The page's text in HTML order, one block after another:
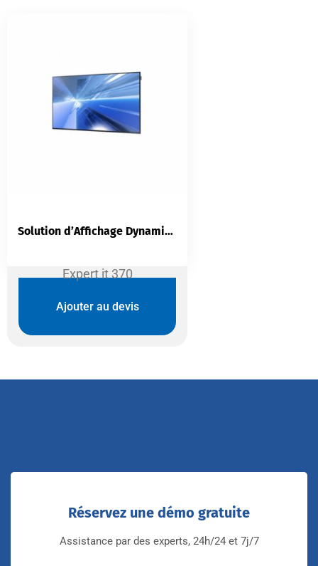
Expert it 370
Solution d’Affichage Dynamique — Diffusion Multimédia | Multi-Écrans | Mise à Jour à Distance | Personnalisé | Expert IT 370
Ajouter au devis
Réservez une démo gratuite
Assistance par des experts, 24h/24 et 7j/7